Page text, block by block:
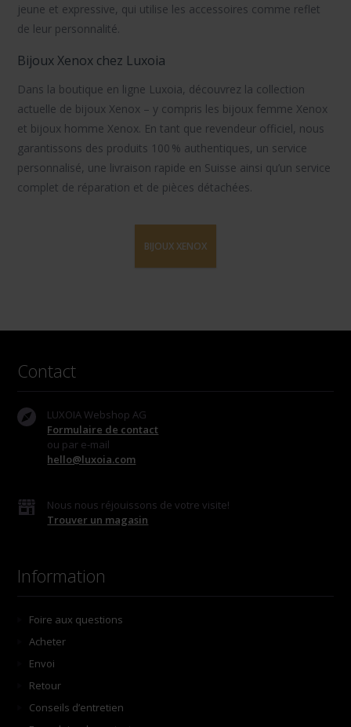
jeune et expressive, qui utilise les accessoires comme reflet
de leur personnalité.
Bijoux Xenox chez Luxoia
Dans la boutique en ligne Luxoia, découvrez la collection
actuelle de bijoux Xenox – y compris les bijoux femme Xenox
et bijoux homme Xenox. En tant que revendeur officiel, nous
garantissons des produits 100 % authentiques, un service
personnalisé, une livraison rapide en Suisse ainsi qu’un service
complet de réparation et de pièces détachées.
BIJOUX XENOX
Contact
LUXOIA Webshop AG
Formulaire de contact
ou par e-mail
hello@luxoia.com
Nous nous réjouissons de votre visite!
Trouver un magasin
Information
Foire aux questions
Acheter
Envoi
Retour
Conseils d’entretien